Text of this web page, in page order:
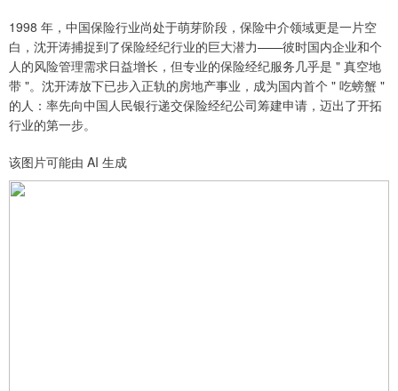
1998 年，中国保险行业尚处于萌芽阶段，保险中介领域更是一片空
白，沈开涛捕捉到了保险经纪行业的巨大潜力——彼时国内企业和个
人的风险管理需求日益增长，但专业的保险经纪服务几乎是 " 真空地
带 "。沈开涛放下已步入正轨的房地产事业，成为国内首个 " 吃螃蟹 "
的人：率先向中国人民银行递交保险经纪公司筹建申请，迈出了开拓
行业的第一步。
该图片可能由 AI 生成